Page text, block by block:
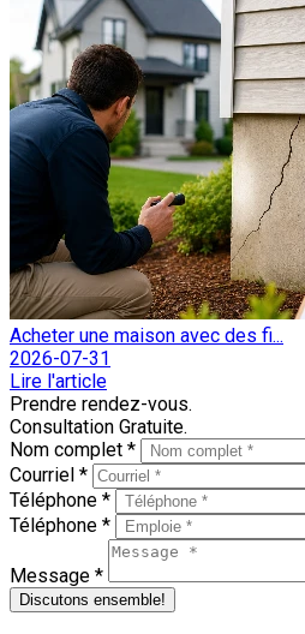
Acheter une maison avec des fi...
2026-07-31
Lire l'article
Prendre rendez-vous.
Consultation Gratuite.
Nom complet *
Courriel *
Téléphone *
Téléphone *
Message *
Discutons ensemble!